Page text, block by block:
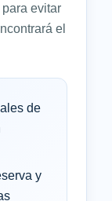
evitar
el
de
y